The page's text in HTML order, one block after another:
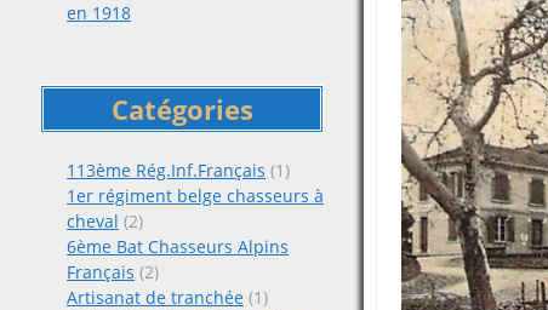
en 1918
Catégories
113ème Rég.Inf.Français (1)
1er régiment belge chasseurs à
cheval (2)
6ème Bat Chasseurs Alpins
Français (2)
Artisanat de tranchée (1)